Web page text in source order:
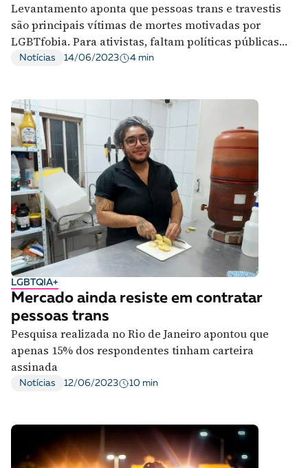
Levantamento aponta que pessoas trans e travestis
são principais vítimas de mortes motivadas por
LGBTfobia. Para ativistas, faltam políticas públicas
que protejam essa população
Notícias 14/06/2023 4 min
LGBTQIA+
Mercado ainda resiste em contratar
pessoas trans
Pesquisa realizada no Rio de Janeiro apontou que
apenas 15% dos respondentes tinham carteira
assinada
Notícias 12/06/2023 10 min